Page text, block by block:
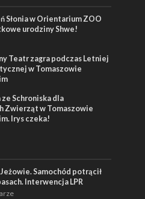
Słonia w Orientarium ZOO
urodziny Shwe!
Teatr zagra podczas Letniej
w Tomaszowie
Schroniska dla
Zwierząt w Tomaszowie
Irys czeka!
Samochód potrącił
Interwencja LPR